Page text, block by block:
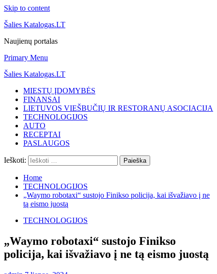
Skip to content
Šalies Katalogas.LT
Naujienų portalas
Primary Menu
Šalies Katalogas.LT
MIESTŲ ĮDOMYBĖS
FINANSAI
LIETUVOS VIEŠBUČIŲ IR RESTORANŲ ASOCIACIJA
TECHNOLOGIJOS
AUTO
RECEPTAI
PASLAUGOS
Ieškoti:
Home
TECHNOLOGIJOS
„Waymo robotaxi“ sustojo Finikso policija, kai išvažiavo į ne
tą eismo juostą
TECHNOLOGIJOS
„Waymo robotaxi“ sustojo Finikso
policija, kai išvažiavo į ne tą eismo juostą